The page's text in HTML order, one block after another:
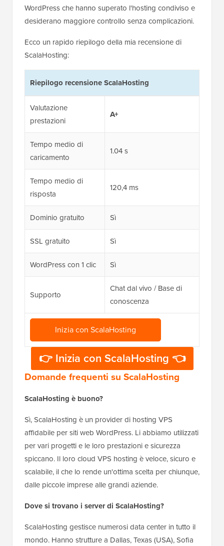
WordPress che hanno superato l'hosting condiviso e
desiderano maggiore controllo senza complicazioni.
Ecco un rapido riepilogo della mia recensione di
ScalaHosting:
Riepilogo recensione ScalaHosting
Valutazione
prestazioni
A+
Tempo medio di
caricamento
1.04 s
Tempo medio di
risposta
120,4 ms
Dominio gratuito Sì
SSL gratuito Sì
WordPress con 1 clic Sì
Supporto
Chat dal vivo / Base di
conoscenza
Inizia con ScalaHosting
👉 Inizia con ScalaHosting 👈
Domande frequenti su ScalaHosting
ScalaHosting è buono?
Sì, ScalaHosting è un provider di hosting VPS
affidabile per siti web WordPress. Li abbiamo utilizzati
per vari progetti e le loro prestazioni e sicurezza
spiccano. Il loro cloud VPS hosting è veloce, sicuro e
scalabile, il che lo rende un'ottima scelta per chiunque,
dalle piccole imprese alle grandi aziende.
Dove si trovano i server di ScalaHosting?
ScalaHosting gestisce numerosi data center in tutto il
mondo. Hanno strutture a Dallas, Texas (USA), Sofia